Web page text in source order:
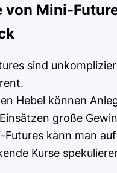
von Mini-
sind
Hebel können
große
Futures kann man
Kurse